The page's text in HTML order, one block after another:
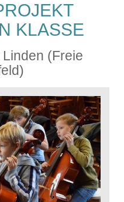
KLASSE
(Freie